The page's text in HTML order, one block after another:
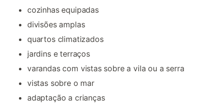
cozinhas equipadas
divisões amplas
quartos climatizados
jardins e terraços
varandas com vistas sobre a vila ou a serra
vistas sobre o mar
adaptação a crianças